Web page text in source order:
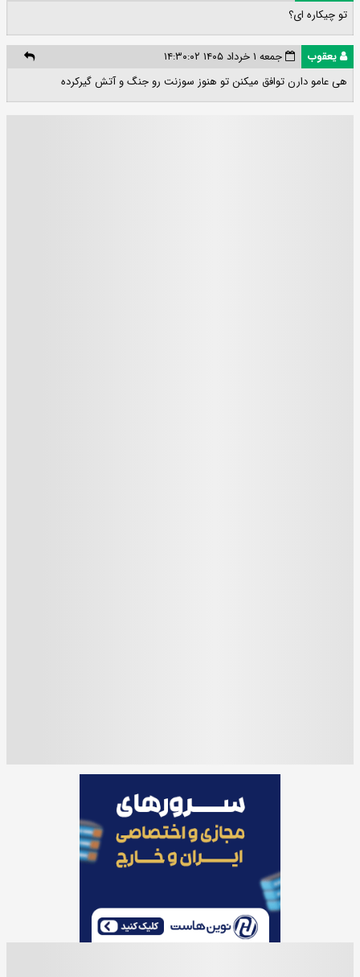
تو چیکاره ای؟
یعقوب
جمعه ۱ خرداد ۱۴۰۵ ۱۴:۳۰:۰۲
هی عامو دارن توافق میکنن تو هنوز سوزنت رو جنگ و آتش گیرکرده